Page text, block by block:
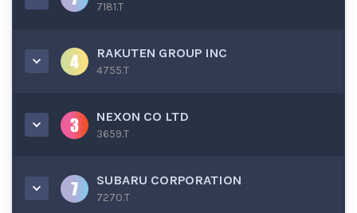
7181.T
RAKUTEN GROUP INC
4755.T
NEXON CO LTD
3659.T
SUBARU CORPORATION
7270.T